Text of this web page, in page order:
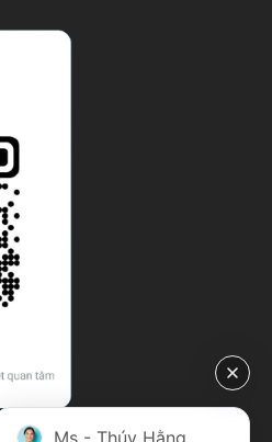
Công Flower| Design bởi
Ms - Thúy Hằng